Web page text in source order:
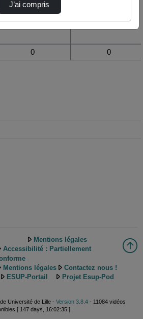
Vue de la journée
0 0
Mentions légales
Accessibilité : Partiellement
Mentions légales
Contactez nous !
ESUP-Portail
Projet Esup-Pod
Université de Lille - Version 3.8.4- 11084 vidéos
[ 147 days, 16:02:35 ]
J’ai compris